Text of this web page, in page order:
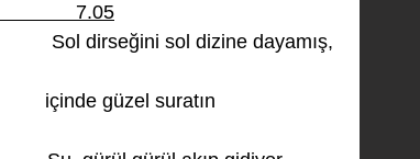
7.05
Sol dirseğini sol dizine dayamış,
içinde güzel suratın